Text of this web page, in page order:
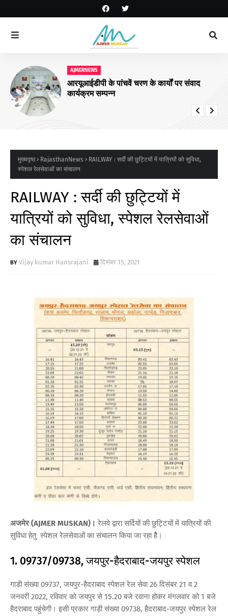
AJMERNEWS
आरयूआईडीपी के पांचवें चरण के कार्यों पर संवाद
कार्यक्रम सम्पन्न
मुख्यपृष्ठ RajasthanNews
RAILWAY : सर्दी की छुट्टियों में यात्रियों को सुविधा,
स्पेशल रेलसेवाओं का संचालन
RAILWAY : सर्दी की छुट्टियों में
यात्रियों को सुविधा, स्पेशल रेलसेवाओं
का संचालन
Vijay kumar Hansrajani दिसंबर 15, 2021
अजमेर (AJMER MUSKAN)। रेलवे द्वारा सर्दियों की छुट्टियों में यात्रियों की
सुविधा हेतु स्पेशल रेलसेवाओं का संचालन किया जा रहा हैै।
1. 09737/09738, जयपुर-हैदराबाद-जयपुर स्पेशल
गाडी संख्या 09737, जयपुर-हैदराबाद स्पेशल रेल सेवा 26 दिसंबर 21 व 2
जनवरी 2022, रविवार को जयपुर से 15.20 बजे रवाना होकर मंगलवार को 1 बजे
हैदराबाद पहुंचेगी। इसी प्रकार गाड़ी संख्या 09738, हैदराबाद-जयपुर स्पेशल रेल